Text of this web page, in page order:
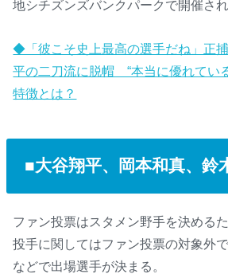
地シチズンズバンクパークで開催され
◆「彼こそ史上最高の選手だね」正
平の二刀流に脱帽 “本当に優れてい
特徴とは？
■大谷翔平、岡本和真、鈴
ファン投票はスタメン野手を決める
投手に関してはファン投票の対象外
などで出場選手が決まる。